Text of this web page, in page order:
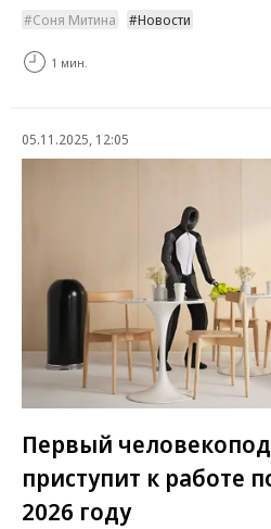
Соня Митина Новости
1 мин.
05.11.2025, 12:05
Первый
приступит к работе
2026 году